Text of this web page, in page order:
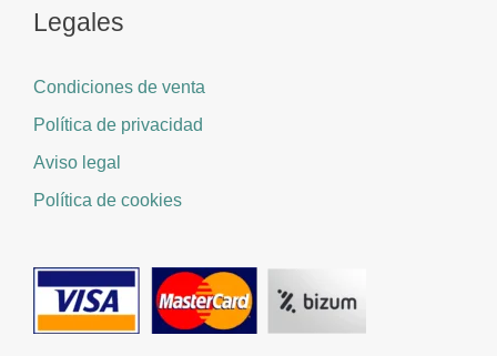
Legales
Condiciones de venta
Política de privacidad
Aviso legal
Política de cookies